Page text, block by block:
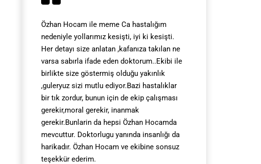
Özhan Hocam ile meme Ca hastalığım
nedeniyle yollarımız kesişti, iyi ki kesişti.
Her detayı size anlatan ,kafanıza takılan ne
varsa sabırla ifade eden doktorum..Ekibi ile
birlikte size göstermiş olduğu yakınlık
,guleryuz sizi mutlu ediyor.Bazi hastalıklar
bir tık zordur, bunun için de ekip çalışması
gerekir,moral gerekir, inanmak
gerekir.Bunlarin da hepsi Özhan Hocamda
mevcuttur. Doktorlugu yanında insanlığı da
harikadır. Özhan Hocam ve ekibine sonsuz
teşekkür ederim.